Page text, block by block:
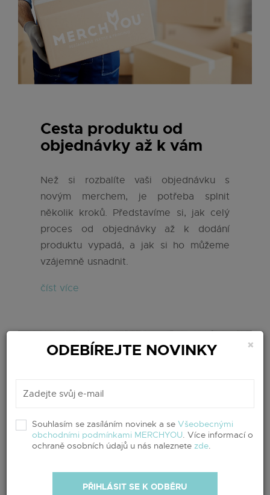
Cesta produktu od
objednávky až k vám
Než si rozbalíte vaši objednávku s
novým merchem, je potřeba splnit
několik kroků. Představíme si, jak celý
proces od objednávky až k dodání
produktu vypadá, a jak si ho můžeme
vzájemně usnadnit.
číst více
×
ODEBÍREJTE NOVINKY
Souhlasím se zasíláním novinek a se Všeobecnými
obchodními podmínkami MERCHYOU . Více informací o
ochraně osobních údajů u nás naleznete zde
PŘIHLÁSIT SE K ODBĚRU